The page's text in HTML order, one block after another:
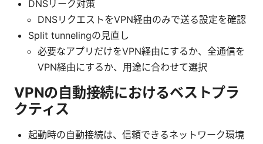
DNSリーク対策
DNSリクエストをVPN経由のみで送る設定を確認
Split tunnelingの見直し
必要なアプリだけをVPN経由にするか、全通信を
VPN経由にするか、用途に合わせて選択
VPNの自動接続におけるベストプラ
クティス
起動時の自動接続は、信頼できるネットワーク環境